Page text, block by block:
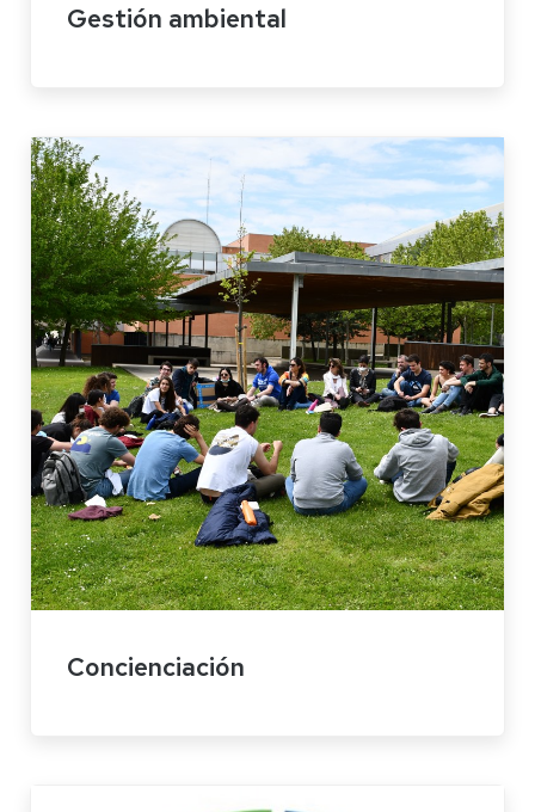
Gestión ambiental
Concienciación